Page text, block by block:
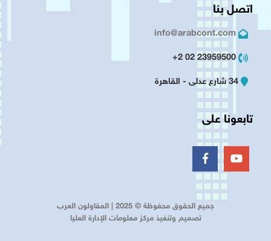
اتصل بنا
info@arabcont.com
23959500 02 2+
34 شارع عدلى - القاهرة
تابعونا على
جميع الحقوق محفوظة © 2025 | المقاولون العرب
تصميم وتنفيذ مركز معلومات الإدارة العليا